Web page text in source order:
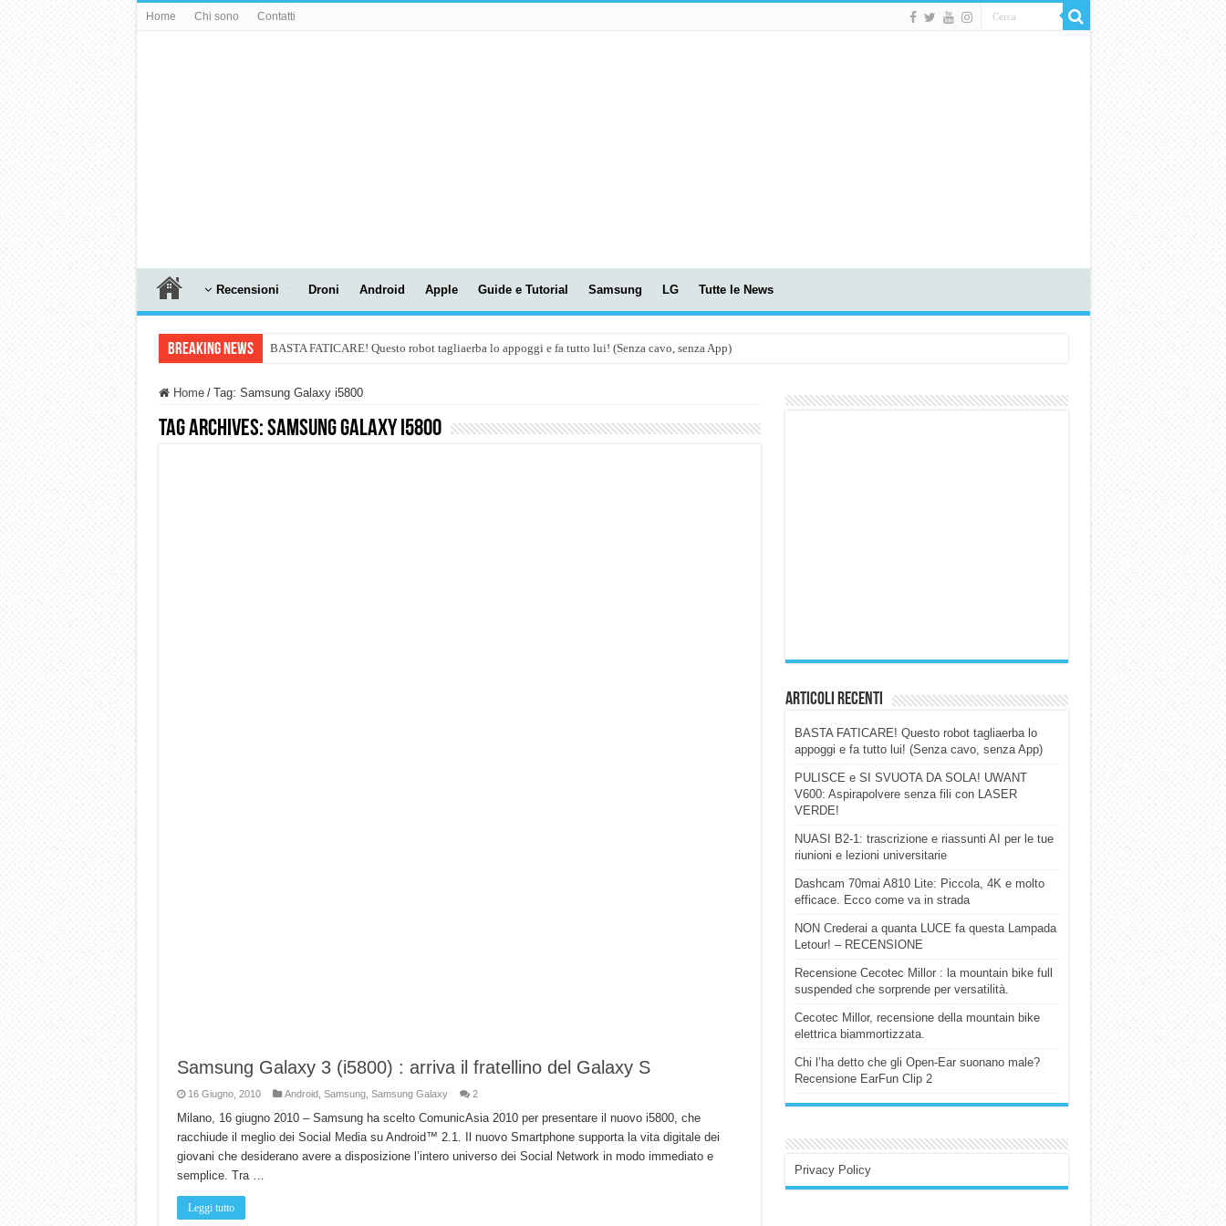
Home Chi sono Contatti
Recensioni Droni Android Apple Guide e Tutorial Samsung LG Tutte le News
Breaking News BASTA FATICARE! Questo robot tagliaerba lo appoggi e fa tutto lui! (Senza cavo, senza App)
Dashcam 70mai A810 Lite: Piccola, 4K e molto efficace. Ecco come va in strada
Home / Tag: Samsung Galaxy i5800
Tag Archives:Samsung Galaxy i5800
Samsung Galaxy 3 (i5800) : arriva il fratellino del Galaxy S
16 Giugno, 2010 Android, Samsung, Samsung Galaxy 2
Milano, 16 giugno 2010 – Samsung ha scelto ComunicAsia 2010 per presentare il nuovo i5800, che
racchiude il meglio dei Social Media su Android™ 2.1. Il nuovo Smartphone supporta la vita digitale dei
giovani che desiderano avere a disposizione l’intero universo dei Social Network in modo immediato e
semplice. Tra …
Leggi tutto
Articoli Recenti
BASTA FATICARE! Questo robot tagliaerba lo
appoggi e fa tutto lui! (Senza cavo, senza App)
PULISCE e SI SVUOTA DA SOLA! UWANT
V600: Aspirapolvere senza fili con LASER
VERDE!
NUASI B2-1: trascrizione e riassunti AI per le tue
riunioni e lezioni universitarie
Dashcam 70mai A810 Lite: Piccola, 4K e molto
efficace. Ecco come va in strada
NON Crederai a quanta LUCE fa questa Lampada
Letour! – RECENSIONE
Recensione Cecotec Millor : la mountain bike full
suspended che sorprende per versatilità.
Cecotec Millor, recensione della mountain bike
elettrica biammortizzata.
Chi l’ha detto che gli Open-Ear suonano male?
Recensione EarFun Clip 2
Privacy Policy